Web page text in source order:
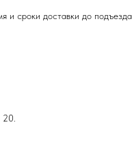
и сроки доставки до подъезда